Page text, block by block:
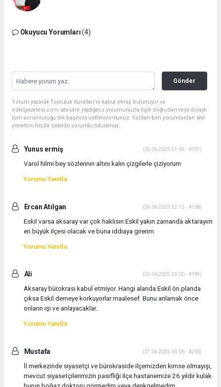
Okuyucu Yorumları(4)
Gönder
Yorum yazarak Topluluk Kuralları’nı kabul etmiş bulunuyor ve
eskilgazetesi.com sitesine yaptığınız yorumunuzla ilgili doğrudan veya dolaylı
tüm sorumluluğu tek başınıza üstleniyorsunuz. Yazılan tüm yorumlardan site
yönetimi hiçbir şekilde sorumlu tutulamaz.
Yunus ermiş (26.06.2025 21:43 - #197)
Varol hilmi bey sözlerinin altını kalın çizgilerle çiziyorum
Yorumu Yanıtla
Ercan Atılgan (26.06.2025 22:12 - #198)
Eskil varsa aksaray var çok haklısın Eskil yakın zamanda aktarayım
en büyük ilçesi olacak ve buna iddiaya girerim
Yorumu Yanıtla
Ali (26.06.2025 23:00 - #199)
Aksaray bürokrasi kabul etmiyor. Hangi alanda Eskil ön planda
çıksa Eskil demeye korkuyorlar maalesef. Bunu anlamak önce
onların işi ve anlayacaklar..
Yorumu Yanıtla
Mustafa (27.06.2025 00:06 - #200)
İl merkezinde siyasetçi ve bürokraside ilçemizden kimse olmayışı,
mevcut siyasetçilerimizin pasifliği ilçe hastanemize 26 yıldır kulak